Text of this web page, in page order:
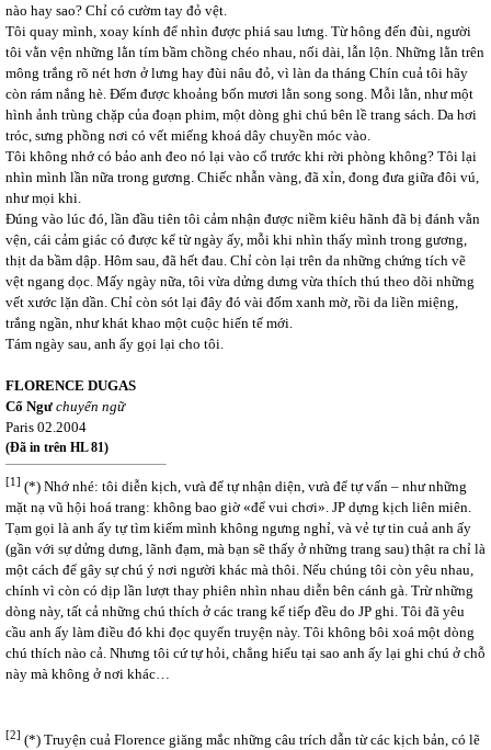
nào hay sao? Chỉ có cườm tay đỏ vệt.
Tôi quay mình, xoay kính để nhìn được phiá sau lưng. Từ hông đến đùi, người
tôi vằn vện những lằn tím bầm chồng chéo nhau, nối dài, lẫn lộn. Những lằn trên
mông trắng rõ nét hơn ở lưng hay đùi nâu đỏ, vì làn da tháng Chín cuả tôi hãy
còn rám nắng hè. Đếm được khoảng bốn mươi lằn song song. Mỗi lằn, như một
hình ảnh trùng chặp của đoạn phim, một dòng ghi chú bên lề trang sách. Da hơi
tróc, sưng phồng nơi có vết miếng khoá dây chuyền móc vào.
Tôi không nhớ có bảo anh đeo nó lại vào cổ trước khi rời phòng không? Tôi lại
nhìn mình lần nữa trong gương. Chiếc nhẫn vàng, đã xỉn, đong đưa giữa đôi vú,
như mọi khi.
Đúng vào lúc đó, lần đầu tiên tôi cảm nhận được niềm kiêu hãnh đã bị đánh vằn
vện, cái cảm giác có được kể từ ngày ấy, mỗi khi nhìn thấy mình trong gương,
thịt da bầm dập. Hôm sau, đã hết đau. Chỉ còn lại trên da những chứng tích vẽ
vệt ngang dọc. Mấy ngày nữa, tôi vừa dửng dưng vừa thích thú theo dõi những
vết xước lặn dần. Chỉ còn sót lại đây đó vài đốm xanh mờ, rồi da liền miệng,
trắng ngần, như khát khao một cuộc hiến tế mới.
Tám ngày sau, anh ấy gọi lại cho tôi.
FLORENCE DUGAS
Cổ Ngư chuyển ngữ
Paris 02.2004
(Đã in trên HL 81)
[1] (*) Nhớ nhé: tôi diễn kịch, vưà để tự nhận diện, vưà để tự vấn – như những
mặt nạ vũ hội hoá trang: không bao giờ «để vui chơi». JP dựng kịch liên miên.
Tạm gọi là anh ấy tự tìm kiếm mình không ngưng nghỉ, và vẻ tự tin cuả anh ấy
(gần với sự dửng dưng, lãnh đạm, mà bạn sẽ thấy ở những trang sau) thật ra chỉ là
một cách để gây sự chú ý nơi người khác mà thôi. Nếu chúng tôi còn yêu nhau,
chính vì còn có dịp lần lượt thay phiên nhìn nhau diễn bên cánh gà. Trừ những
dòng này, tất cả những chú thích ở các trang kế tiếp đều do JP ghi. Tôi đã yêu
cầu anh ấy làm điều đó khi đọc quyển truyện này. Tôi không bôi xoá một dòng
chú thích nào cả. Nhưng tôi cứ tự hỏi, chẳng hiểu tại sao anh ấy lại ghi chú ở chỗ
này mà không ở nơi khác…
[2] (*) Truyện cuả Florence giăng mắc những câu trích dẫn từ các kịch bản, có lẽ